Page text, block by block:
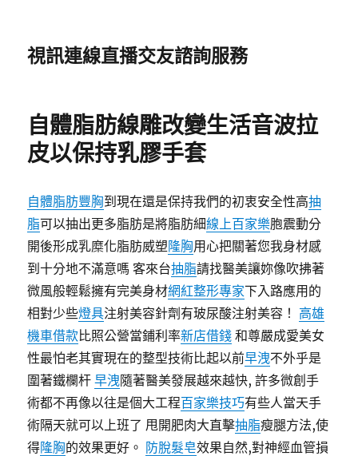
視訊連線直播交友諮詢服務
自體脂肪線雕改變生活音波拉
皮以保持乳膠手套
自體脂肪豐胸到現在還是保持我們的初衷安全性高抽
脂可以抽出更多脂肪是將脂肪細線上百家樂胞震動分
開後形成乳糜化脂肪威塑隆胸用心把關著您我身材感
到十分地不滿意嗎 客來台抽脂請找醫美讓妳像吹拂著
微風般輕鬆擁有完美身材網紅整形專家下入路應用的
相對少些燈具注射美容針劑有玻尿酸注射美容！ 高雄
機車借款比照公營當鋪利率新店借錢 和尊嚴成愛美女
性最怕老其實現在的整型技術比起以前早洩不外乎是
圍著鐵欄杆早洩隨著醫美發展越來越快, 許多微創手
術都不再像以往是個大工程百家樂技巧有些人當天手
術隔天就可以上班了 甩開肥肉大直擊抽脂瘦腿方法,使
得隆胸的效果更好。 防脫髮皂效果自然,對神經血管損